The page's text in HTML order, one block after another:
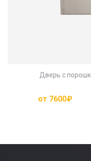
Дверь с
от 7600₽